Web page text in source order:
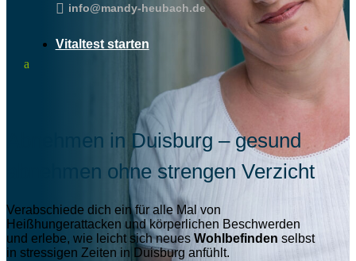
 info@mandy-heubach.de
Vitaltest starten
Abnehmen in Duisburg – gesund
abnehmen ohne strengen Verzicht
Verabschiede dich ein für alle Mal von
Heißhungerattacken und körperlichen Beschwerden
und erlebe, wie leicht sich neues Wohlbefinden selbst
in stressigen Zeiten in Duisburg anfühlt.